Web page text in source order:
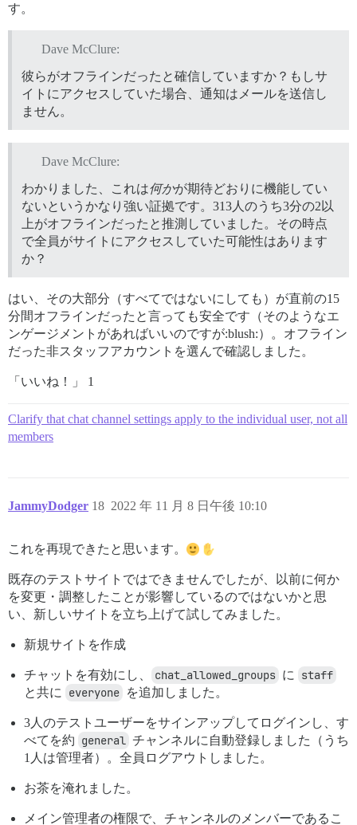
す。
Dave McClure:
彼らがオフラインだったと確信していますか？もしサ
イトにアクセスしていた場合、通知はメールを送信し
ません。
Dave McClure:
わかりました、これは何かが期待どおりに機能してい
ないというかなり強い証拠です。313人のうち3分の2以
上がオフラインだったと推測していました。その時点
で全員がサイトにアクセスしていた可能性はあります
か？
はい、その大部分（すべてではないにしても）が直前の15
分間オフラインだったと言っても安全です（そのようなエ
ンゲージメントがあればいいのですが:blush:）。オフライン
だった非スタッフアカウントを選んで確認しました。
「いいね！」 1
Clarify that chat channel settings apply to the individual user, not all
members
JammyDodger 2022 年 11 月 8 日午後 10:10
18
これを再現できたと思います。
既存のテストサイトではできませんでしたが、以前に何か
を変更・調整したことが影響しているのではないかと思
い、新しいサイトを立ち上げて試してみました。
新規サイトを作成
チャットを有効にし、 chat_allowed_groups に staff
と共に everyone を追加しました。
3人のテストユーザーをサインアップしてログインし、す
べてを約 general チャンネルに自動登録しました（うち
1人は管理者）。全員ログアウトしました。
お茶を淹れました。
メイン管理者の権限で、チャンネルのメンバーであるこ